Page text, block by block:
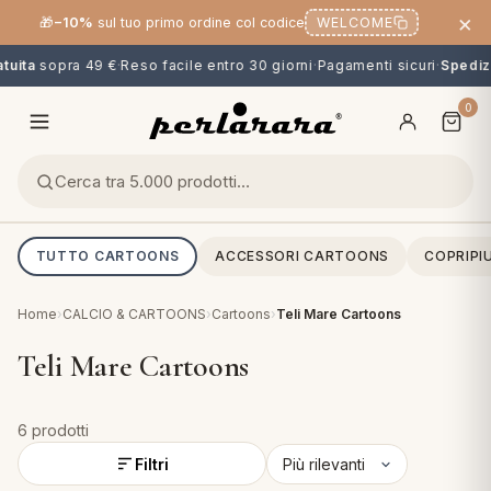
🎁−10% sul tuo primo ordine col codice WELCOME ×
sopra 49 €·Reso facile entro 30 giorni·Pagamenti sicuri·
0
TUTTO CARTOONS ACCESSORI CARTOONS
& CUSCINI
CALCIO & CARTOONS
Home›CALCIO & CARTOONS›Cartoons›Teli Mare Cartoons
Teli Mare Cartoons
Filtri
6 prodotti